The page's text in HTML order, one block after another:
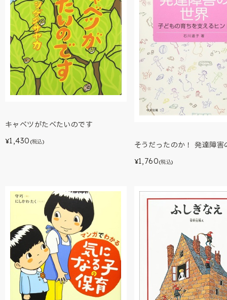
キャベツがたべたいのです
¥1,430 (税込) そうだったのか！ 発達障害
¥1,760(税込)